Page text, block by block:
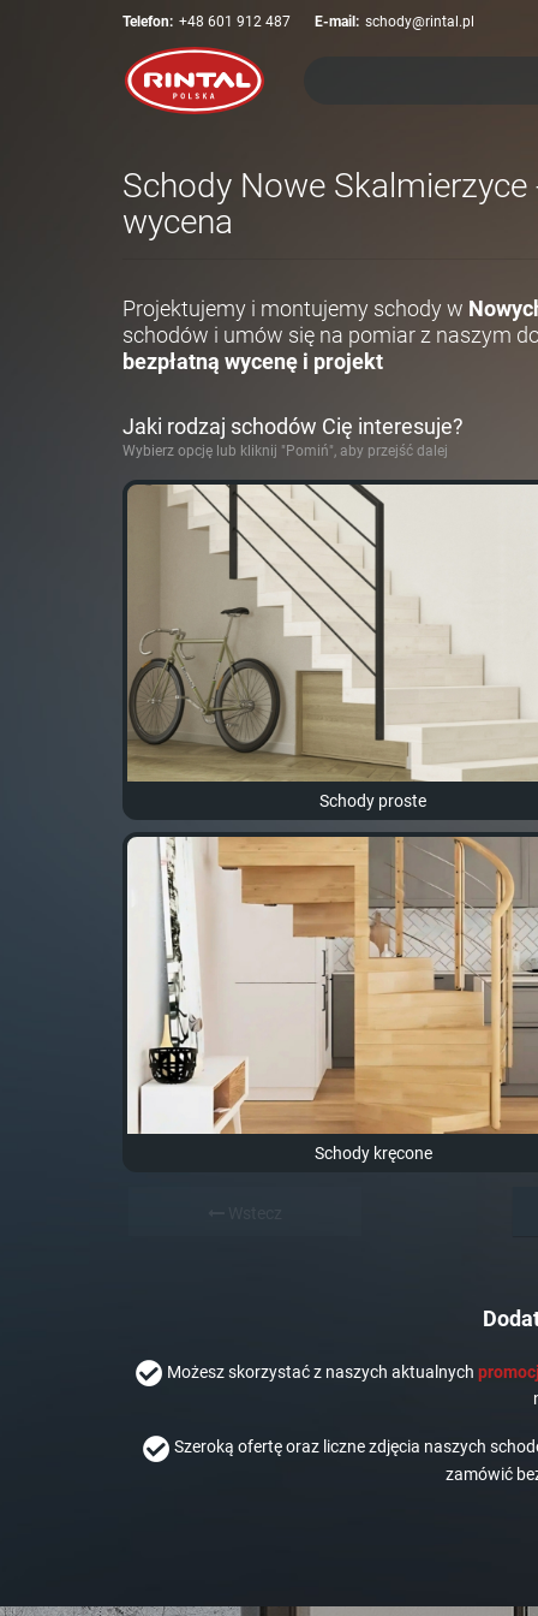
Telefon: +48 601 912 487 E-mail: schody@rintal.pl
Schody Nowe
wycena
Projektujemy i montujemy schody w
schodów i umów się na pomiar z naszym
bezpłatną wycenę i projekt
Jaki rodzaj schodów Cię interesuje?
Wybierz opcję lub kliknij "Pomiń", aby przejść dalej
Schody proste
Schody kręcone
Możesz skorzystać z naszych aktualnych
Szeroką ofertę oraz liczne zdjęcia naszych
zamówić